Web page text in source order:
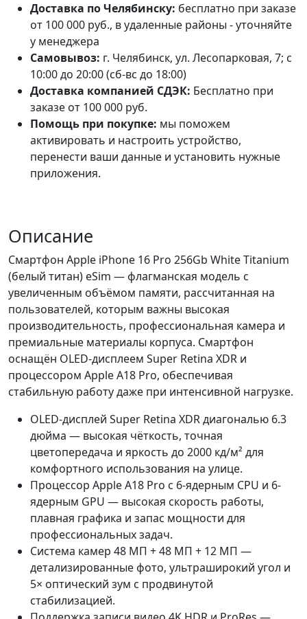
Доставка по Челябинску: бесплатно при заказе
от 100 000 руб., в удаленные районы - уточняйте
у менеджера
Самовывоз: г. Челябинск, ул. Лесопарковая, 7; с
10:00 до 20:00 (сб-вс до 18:00)
Доставка компанией СДЭК: Бесплатно при
заказе от 100 000 руб.
Помощь при покупке: мы поможем
активировать и настроить устройство,
перенести ваши данные и установить нужные
приложения.
Описание
Смартфон Apple iPhone 16 Pro 256Gb White Titanium
(белый титан) eSim — флагманская модель с
увеличенным объёмом памяти, рассчитанная на
пользователей, которым важны высокая
производительность, профессиональная камера и
премиальные материалы корпуса. Смартфон
оснащён OLED-дисплеем Super Retina XDR и
процессором Apple A18 Pro, обеспечивая
стабильную работу даже при интенсивной нагрузке.
OLED-дисплей Super Retina XDR диагональю 6.3
дюйма — высокая чёткость, точная
цветопередача и яркость до 2000 кд/м² для
комфортного использования на улице.
Процессор Apple A18 Pro с 6-ядерным CPU и 6-
ядерным GPU — высокая скорость работы,
плавная графика и запас мощности для
профессиональных задач.
Система камер 48 МП + 48 МП + 12 МП —
детализированные фото, ультраширокий угол и
5× оптический зум с продвинутой
стабилизацией.